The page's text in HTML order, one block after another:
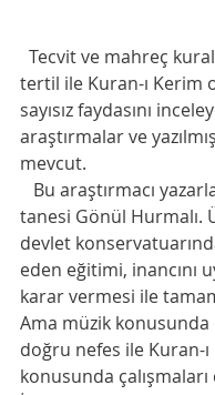
tertil ile Kuran-ı Kerim
sayısız faydasını
araştırmalar ve
mevcut.
tanesi Gönül Hurmalı.
devlet
eden eğitimi, inancını
karar vermesi ile
Ama müzik konusunda
doğru nefes ile Kuran-
konusunda